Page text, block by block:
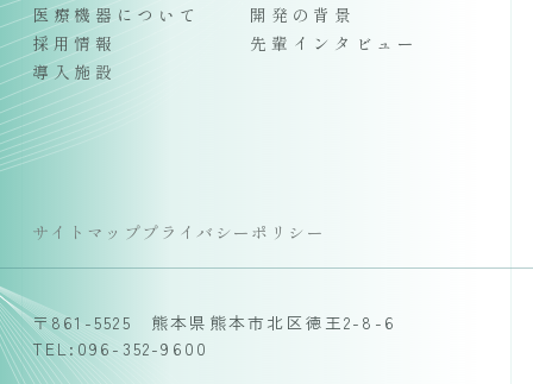
医療機器について
開発の背景
採用情報
先輩インタビュー
導入施設
サイトマップ プライバシーポリシー
〒861-5525 熊本県熊本市北区徳王2-8-6
TEL:096-352-9600